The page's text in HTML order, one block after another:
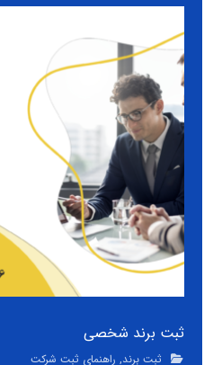
ثبت برند شخصی
ثبت برند, راهنمای ثبت شرکت